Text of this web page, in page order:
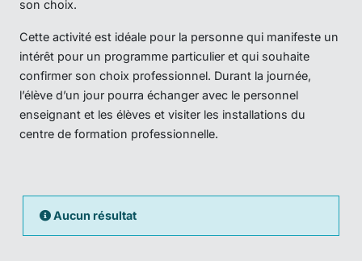
son choix.
Cette activité est idéale pour la personne qui manifeste un
intérêt pour un programme particulier et qui souhaite
confirmer son choix professionnel. Durant la journée,
l’élève d’un jour pourra échanger avec le personnel
enseignant et les élèves et visiter les installations du
centre de formation professionnelle.
Aucun résultat